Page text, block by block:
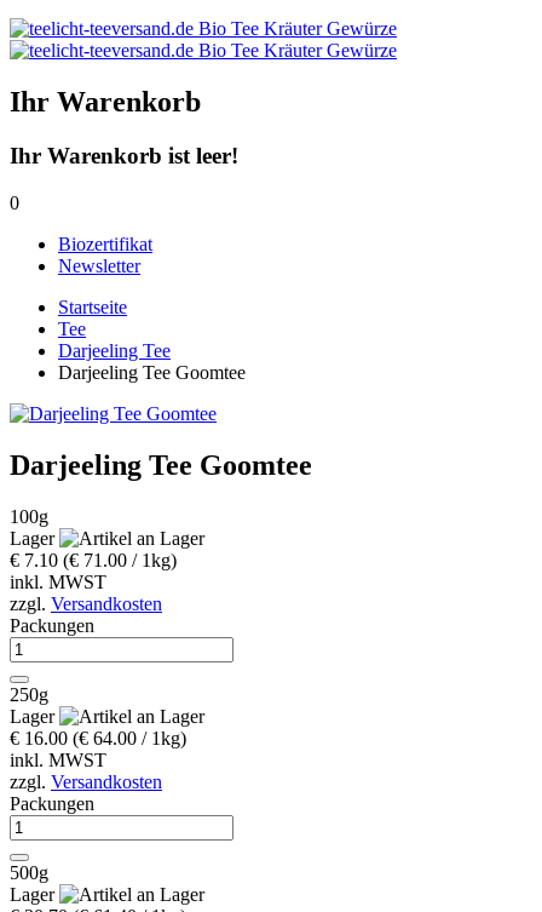
Ihr Warenkorb
Ihr Warenkorb ist leer!
0
Biozertifikat
Newsletter
Startseite
Tee
Darjeeling Tee
Darjeeling Tee Goomtee
Darjeeling Tee Goomtee
100g
Lager
€ 7.10 (€ 71.00 / 1kg)
inkl. MWST
zzgl. Versandkosten
Packungen
250g
Lager
€ 16.00 (€ 64.00 / 1kg)
inkl. MWST
zzgl. Versandkosten
Packungen
500g
Lager